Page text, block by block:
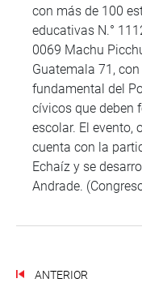
con más de 100
educativas N.°
0069 Machu
Guatemala 71,
fundamental del
cívicos que deben
escolar. El evento,
cuenta con la
Echaíz y se
Andrade.
ANTERIOR